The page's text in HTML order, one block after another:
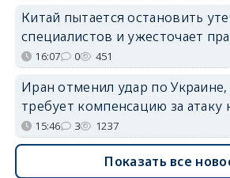
Китай пытается остановить
специалистов и ужесточает
16:07 0 451
Иран отменил удар по
требует компенсацию за атаку
15:46 3 1237
Показать все